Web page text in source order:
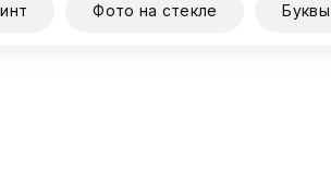
Фото на стекле